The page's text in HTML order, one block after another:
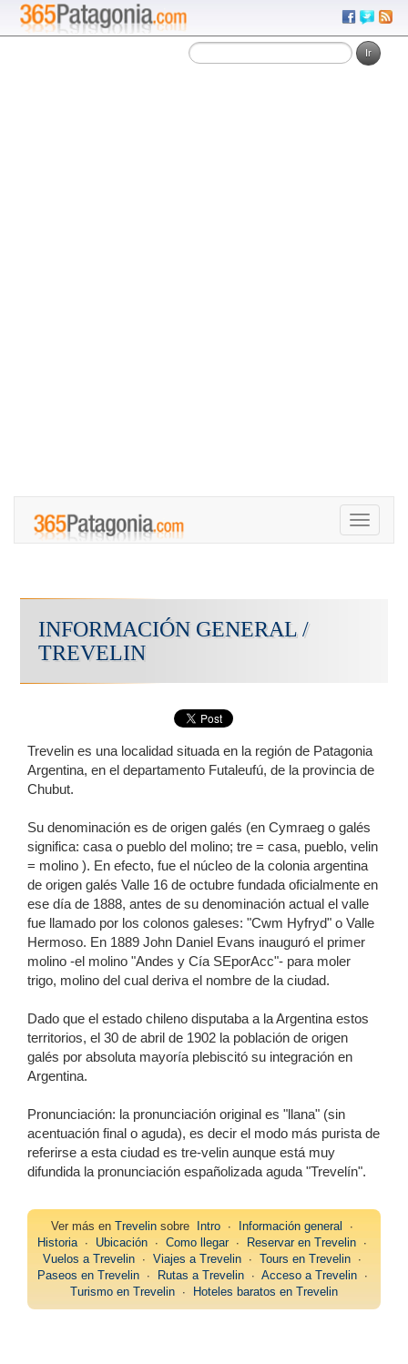
Toggle
INFORMACIÓN GENERAL /
TREVELIN
Trevelin es una localidad situada en la región de Patagonia
Argentina, en el departamento Futaleufú, de la provincia de
Chubut.
Su denominación es de origen galés (en Cymraeg o galés
significa: casa o pueblo del molino; tre = casa, pueblo, velin
= molino ). En efecto, fue el núcleo de la colonia argentina
de origen galés Valle 16 de octubre fundada oficialmente en
ese día de 1888, antes de su denominación actual el valle
fue llamado por los colonos galeses: "Cwm Hyfryd" o Valle
Hermoso. En 1889 John Daniel Evans inauguró el primer
molino -el molino "Andes y Cía SEporAcc"- para moler
trigo, molino del cual deriva el nombre de la ciudad.
Dado que el estado chileno disputaba a la Argentina estos
territorios, el 30 de abril de 1902 la población de origen
galés por absoluta mayoría plebiscitó su integración en
Argentina.
Pronunciación: la pronunciación original es "llana" (sin
acentuación final o aguda), es decir el modo más purista de
referirse a esta ciudad es tre-velin aunque está muy
difundida la pronunciación españolizada aguda "Trevelín".
Ver más en Trevelin sobre Intro ∙ Información general
∙
Historia∙ Ubicación ∙ Como llegar∙ Reservar en Trevelin ∙
Vuelos a Trevelin ∙ Viajes a Trevelin ∙ Tours en Trevelin ∙
Paseos en Trevelin∙ Rutas a Trevelin∙ Acceso a Trevelin∙
Turismo en Trevelin ∙ Hoteles baratos en Trevelin